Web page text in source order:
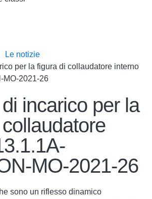
Le notizie
per la figura di collaudatore interno
MO-2021-26
incarico per la
MO-2021-26
sono un riflesso dinamico